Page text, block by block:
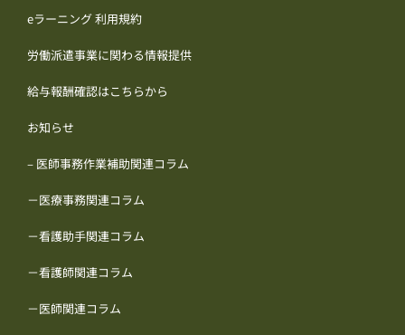
eラーニング 利用規約
労働派遣事業に関わる情報提供
給与報酬確認はこちらから
お知らせ
– 医師事務作業補助関連コラム
－医療事務関連コラム
－看護助手関連コラム
－看護師関連コラム
－医師関連コラム